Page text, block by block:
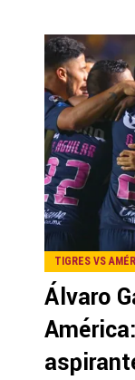
TIGRES VS
Álvaro